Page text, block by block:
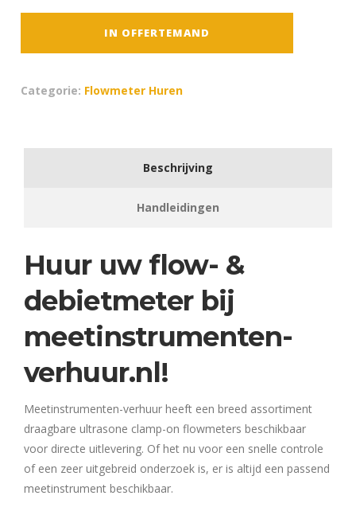
IN OFFERTEMAND
Categorie: Flowmeter Huren
Beschrijving
Handleidingen
Huur uw flow- &
debietmeter bij
meetinstrumenten-
verhuur.nl!
Meetinstrumenten-verhuur heeft een breed assortiment
draagbare ultrasone clamp-on flowmeters beschikbaar
voor directe uitlevering. Of het nu voor een snelle controle
of een zeer uitgebreid onderzoek is, er is altijd een passend
meetinstrument beschikbaar.